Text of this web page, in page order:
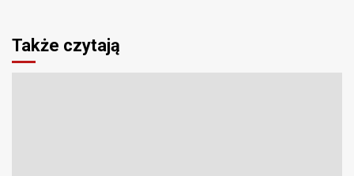
Także czytają